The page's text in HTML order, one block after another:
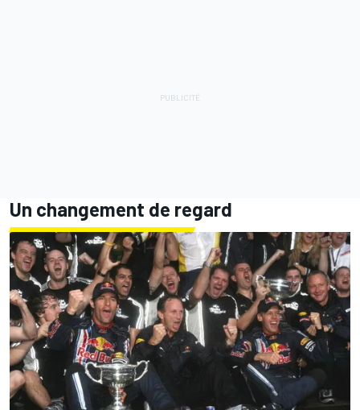
Un changement de regard